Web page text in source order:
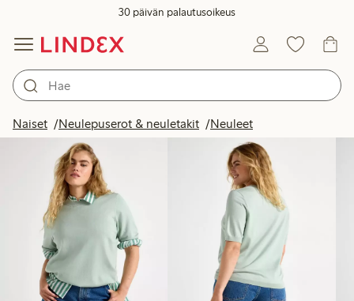
30 päivän palautusoikeus
Naiset Neulepuserot & neuletakit Neuleet
Tuotteet kuvassa